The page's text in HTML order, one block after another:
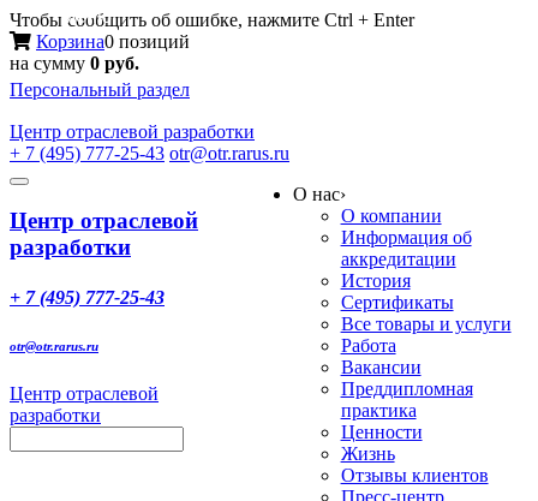
Чтобы сообщить об ошибке, нажмите Ctrl + Enter
Корзина0 позиций
на сумму 0 руб.
Персональный раздел
Центр отраслевой разработки
+ 7 (495) 777-25-43 otr@otr.rarus.ru
Toggle
Меню
Центр отраслевой
разработки
+ 7 (495) 777-25-43
otr@otr.rarus.ru
Центр отраслевой
разработки
О нас›
О компании
Информация об
аккредитации
История
Сертификаты
Все товары и услуги
Работа
Вакансии
Преддипломная
практика
Ценности
Жизнь
Отзывы клиентов
Пресс-центр